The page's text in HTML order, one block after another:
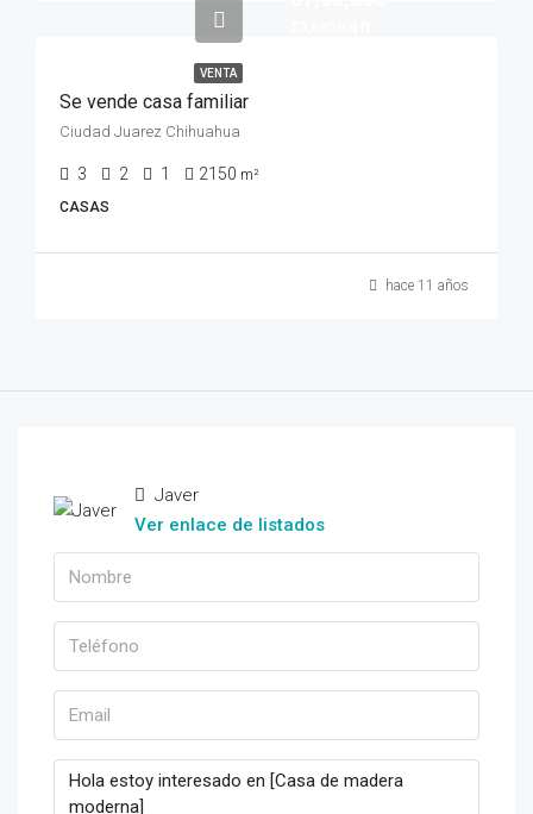
VENTA
Se vende casa familiar
Ciudad Juarez Chihuahua
3 2 1 2150 m²
CASAS
hace 11 años
Javer
Ver enlace de listados